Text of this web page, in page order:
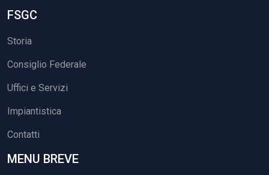
FSGC
Storia
Consiglio Federale
Uffici e Servizi
Impiantistica
Contatti
MENU BREVE